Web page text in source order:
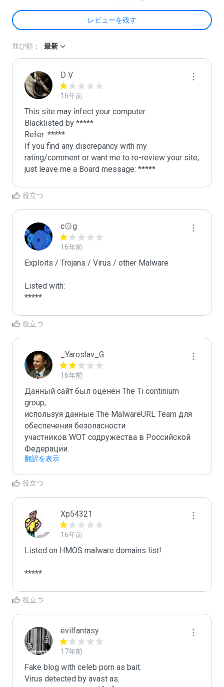
レビューを残す
並び順： 最新
D V
16年前
This site may infect your computer.
Blacklisted by *****
Refer: *****
If you find any discrepancy with my
rating/comment or want me to re-review your site,
just leave me a Board message: *****
役立つ
c۞g
16年前
Exploits / Trojans / Virus / other Malware
Listed with:
*****
役立つ
_Yaroslav_G
16年前
Данный сайт был оценен The Ti continium
group,
используя данные The MalwareURL Team для
обеспечения безопасности
участников WOT содружества в Российской
Федерации.
翻訳を表示
役立つ
Xp54321
16年前
Listed on HMOS malware domains list!
*****
役立つ
evilfantasy
17年前
Fake blog with celeb porn as bait.
Virus detected by avast as: